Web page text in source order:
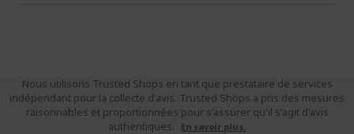
Nous utilisons Trusted Shops en tant que prestataire de services
indépendant pour la collecte d'avis. Trusted Shops a pris des mesures
raisonnables et proportionnées pour s'assurer qu'il s'agit d'avis
authentiques.
En savoir plus.